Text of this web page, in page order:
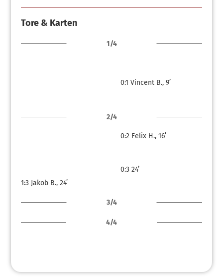
Tore & Karten
1/4
0:1 Vincent B., 9’
2/4
0:2 Felix H., 16’
0:3 24’
1:3 Jakob B., 24’
3/4
4/4